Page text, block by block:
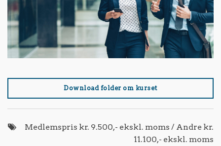
Download folder om kurset
Medlemspris kr. 9.500,- ekskl. moms / Andre kr.
11.100,- ekskl. moms